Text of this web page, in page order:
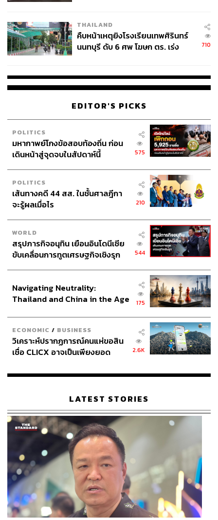
THAILAND
คืบหน้าเหตุยิงโรงเรียนเทพศิรินทร์
นนทบุรี ดับ 6 ศพ โฆษก ตร. เร่ง
710
EDITOR'S PICKS
POLITICS
มหากาพย์โกงข้อสอบท้องถิ่น ก่อน
เดินหน้าสู่จุดจบในสัปดาห์นี้
575
POLITICS
เส้นทางคดี 44 สส. ในชั้นศาลฎีกา
จะรู้ผลเมื่อไร
210
WORLD
สรุปภารกิจอนุทิน เยือนอินโดนีเซีย
ขับเคลื่อนการทูตเศรษฐกิจเชิงรุก
544
Navigating Neutrality:
Thailand and China in the Age
175
ECONOMIC / BUSINESS
วิเคราะห์ปรากฏการณ์คนแห่ขอสิน
เชื่อ CLICX อาจเป็นเพียงยอด
เรือนไทยที่ถูกซุกไว้
2.6K
LATEST STORIES